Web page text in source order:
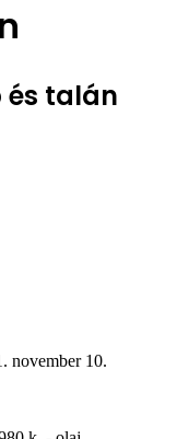
és talán
november 10.